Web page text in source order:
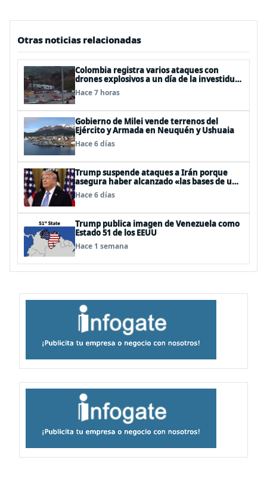
Otras noticias relacionadas
Colombia registra varios ataques con
drones explosivos a un día de la investidura
de De la Espriella: un policía muerto
Hace 7 horas
Gobierno de Milei vende terrenos del
Ejército y Armada en Neuquén y Ushuaia
Hace 6 días
Trump suspende ataques a Irán porque
asegura haber alcanzado «las bases de un
acuerdo»
Hace 6 días
Trump publica imagen de Venezuela como
Estado 51 de los EEUU
Hace 1 semana